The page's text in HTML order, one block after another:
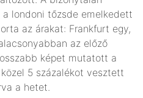
a londoni tőzsde emelkedett
az árakat: Frankfurt egy,
az előző
képet mutatott a
5 százalékot vesztett
a hetet.